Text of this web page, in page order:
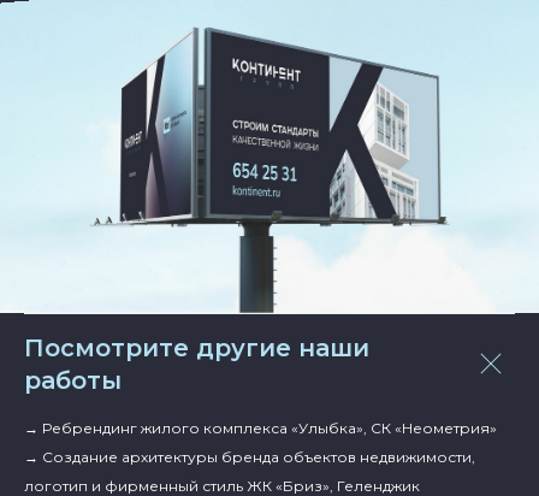
Посмотрите другие наши
работы
→ Ребрендинг жилого комплекса «Улыбка», СК «Неометрия»
→ Создание архитектуры бренда объектов недвижимости,
логотип и фирменный стиль ЖК «Бриз», Геленджик